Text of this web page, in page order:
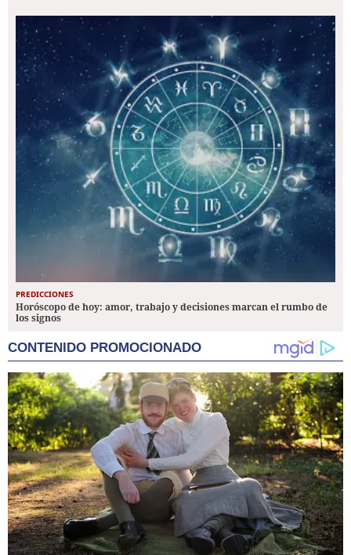
PREDICCIONES
Horóscopo de hoy: amor, trabajo y decisiones marcan el rumbo de
los signos
CONTENIDO PROMOCIONADO